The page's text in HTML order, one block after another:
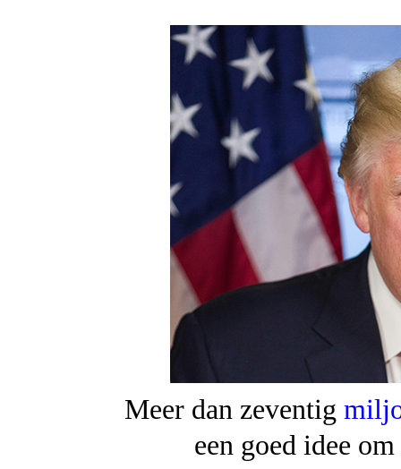
Meer dan zeventig
een goed idee